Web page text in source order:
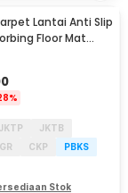
Lantai Anti Slip
Floor Mat
JKTP
JKTB
CKP
PBKS
Stok